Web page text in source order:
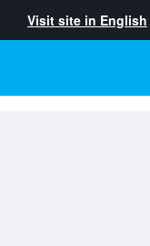
Visit site in English